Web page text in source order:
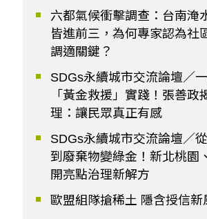
六都氣候衝擊調查：台南淹
皆進前三，為何專家認為社
調適關鍵？
SDGs永續城市交流論壇／
「黃金救援」實踐！張善政
理：讓民眾真正有感
SDGs永續城市交流論壇／
到廢棄物變綠金！新北桃園
開亮點治理新解方
歐盟組隊搶稀土 隱含授信新